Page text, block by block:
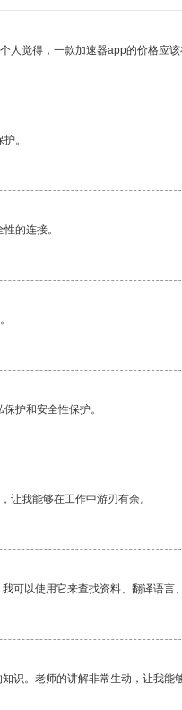
觉得，一款加速器app的价格应该
。
的连接。
护和安全性保护。
让我能够在工作中游刃有余。
可以使用它来查找资料、翻译语言
识。老师的讲解非常生动，让我能